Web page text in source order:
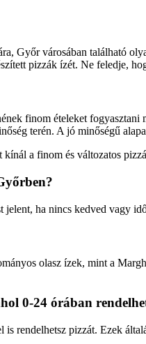
Győr városában található
pizzák ízét. Ne feledje,
finom ételeket
terén. A jó minőségű
kínál a finom és változatos
ha nincs kedved vagy
olasz ízek, mint a
0-24 órában
rendelhetsz pizzát. Ezek